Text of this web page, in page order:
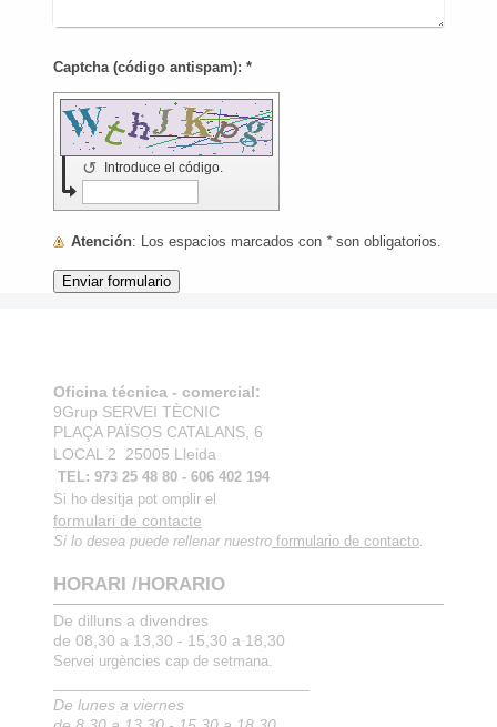
Captcha (código antispam): *
Introduce el código.
↺
Atención : Los espacios marcados con *son obligatorios.
Oficina técnica - comercial:
9Grup SERVEI TÈCNIC
PLAÇA PAÏSOS CATALANS, 6
LOCAL 2 25005 Lleida
TEL: 973 25 48 80 - 606 402 194
Si ho desitja pot omplir el
formulari de contacte
Si lo desea puede rellenar nuestro formulario de contacto.
HORARI /HORARIO
De dilluns a divendres
de 08,30 a 13,30 - 15,30 a 18,30
Servei urgències cap de setmana.
De lunes a viernes